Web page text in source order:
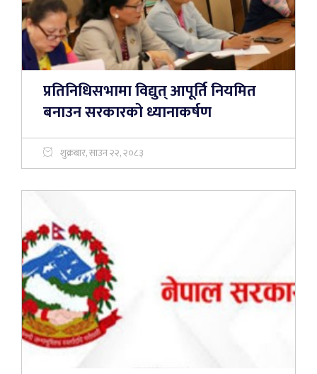
प्रतिनिधिसभामा विद्युत् आपूर्ति नियमित
बनाउन सरकारको ध्यानाकर्षण
शुक्रबार, साउन २२, २०८३